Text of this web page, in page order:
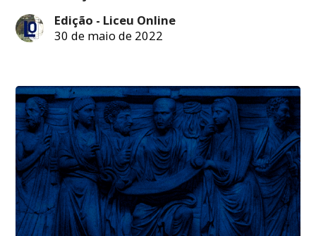
Edição - Liceu Online
30 de maio de 2022